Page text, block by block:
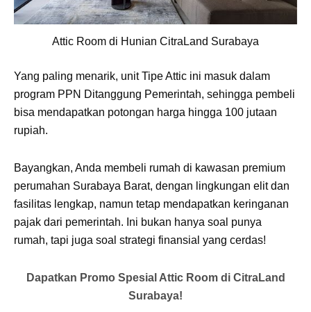
Attic Room di Hunian CitraLand Surabaya
Yang paling menarik, unit Tipe Attic ini masuk dalam
program PPN Ditanggung Pemerintah, sehingga pembeli
bisa mendapatkan potongan harga hingga 100 jutaan
rupiah.
Bayangkan, Anda membeli rumah di kawasan premium
perumahan Surabaya Barat, dengan lingkungan elit dan
fasilitas lengkap, namun tetap mendapatkan keringanan
pajak dari pemerintah. Ini bukan hanya soal punya
rumah, tapi juga soal strategi finansial yang cerdas!
Dapatkan Promo Spesial Attic Room di CitraLand
Surabaya!